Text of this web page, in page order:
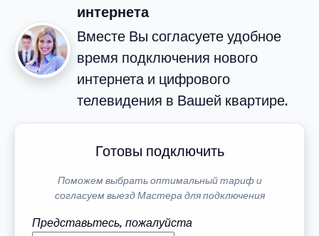
интернета
Вместе Вы согласуете удобное
время подключения нового
интернета и цифрового
телевидения в Вашей квартире.
Готовы подключить
Поможем выбрать оптимальный тариф и
согласуем выезд Мастера для подключения
Представьтесь, пожалуйста